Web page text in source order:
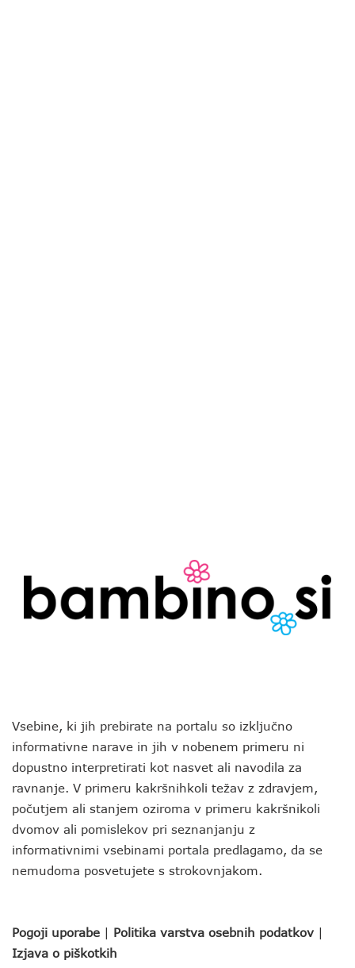
Vsebine, ki jih prebirate na portalu so izključno
informativne narave in jih v nobenem primeru ni
dopustno interpretirati kot nasvet ali navodila za
ravnanje. V primeru kakršnihkoli težav z zdravjem,
počutjem ali stanjem oziroma v primeru kakršnikoli
dvomov ali pomislekov pri seznanjanju z
informativnimi vsebinami portala predlagamo, da se
nemudoma posvetujete s strokovnjakom.
Pogoji uporabe | Politika varstva osebnih podatkov |
Izjava o piškotkih